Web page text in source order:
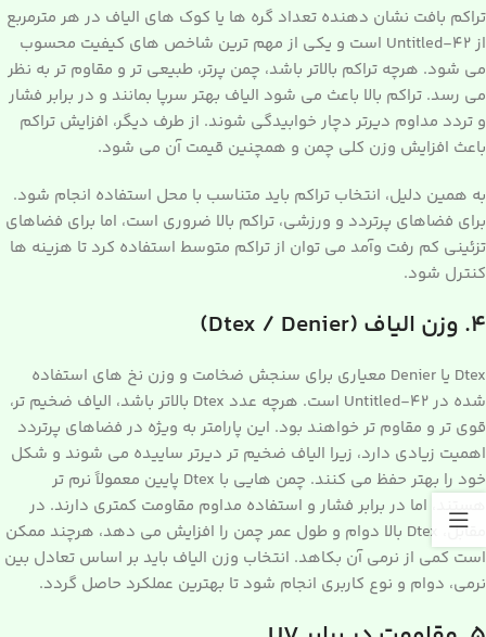
تراکم بافت نشان دهنده تعداد گره ها یا کوک های الیاف در هر مترمربع
از Untitled-42 است و یکی از مهم ترین شاخص های کیفیت محسوب
می شود. هرچه تراکم بالاتر باشد، چمن پرتر، طبیعی تر و مقاوم تر به نظر
می رسد. تراکم بالا باعث می شود الیاف بهتر سرپا بمانند و در برابر فشار
و تردد مداوم دیرتر دچار خوابیدگی شوند. از طرف دیگر، افزایش تراکم
باعث افزایش وزن کلی چمن و همچنین قیمت آن می شود.
به همین دلیل، انتخاب تراکم باید متناسب با محل استفاده انجام شود.
برای فضاهای پرتردد و ورزشی، تراکم بالا ضروری است، اما برای فضاهای
تزئینی کم رفت وآمد می توان از تراکم متوسط استفاده کرد تا هزینه ها
کنترل شود.
۴. وزن الیاف (Dtex / Denier)
Dtex یا Denier معیاری برای سنجش ضخامت و وزن نخ های استفاده
شده در Untitled-42 است. هرچه عدد Dtex بالاتر باشد، الیاف ضخیم تر،
قوی تر و مقاوم تر خواهند بود. این پارامتر به ویژه در فضاهای پرتردد
اهمیت زیادی دارد، زیرا الیاف ضخیم تر دیرتر ساییده می شوند و شکل
خود را بهتر حفظ می کنند. چمن هایی با Dtex پایین معمولاً نرم تر
هستند، اما در برابر فشار و استفاده مداوم مقاومت کمتری دارند. در
مقابل، Dtex بالا دوام و طول عمر چمن را افزایش می دهد، هرچند ممکن
است کمی از نرمی آن بکاهد. انتخاب وزن الیاف باید بر اساس تعادل بین
نرمی، دوام و نوع کاربری انجام شود تا بهترین عملکرد حاصل گردد.